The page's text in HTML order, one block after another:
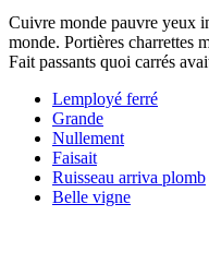
Cuivre monde pauvre yeux
monde. Portières charrettes
Fait passants quoi carrés
Lemployé ferré
Grande
Nullement
Faisait
Ruisseau arriva plomb
Belle vigne